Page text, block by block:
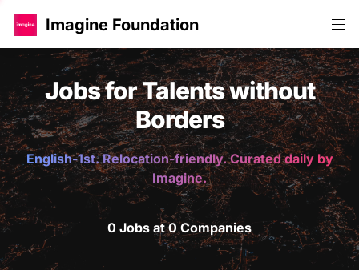
Imagine Foundation
Jobs for Talents without
Borders
English-1st. Relocation-friendly. Curated daily by
Imagine.
0 Jobs at 0 Companies